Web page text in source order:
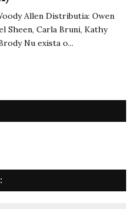
Allen Distributia: Owen
Sheen, Carla Bruni, Kathy
Nu exista o...